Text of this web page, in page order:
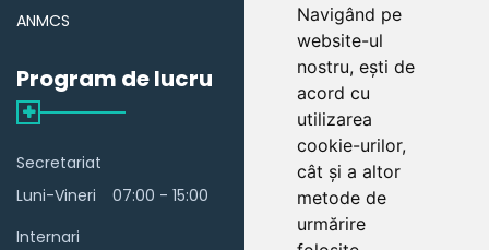
Navigând pe
website-ul
nostru, ești de
acord cu
utilizarea
cookie-urilor,
cât și a altor
metode de
urmărire
ANMCS
Program de lucru
Secretariat
Luni-Vineri
07:00 - 15:00
Internari